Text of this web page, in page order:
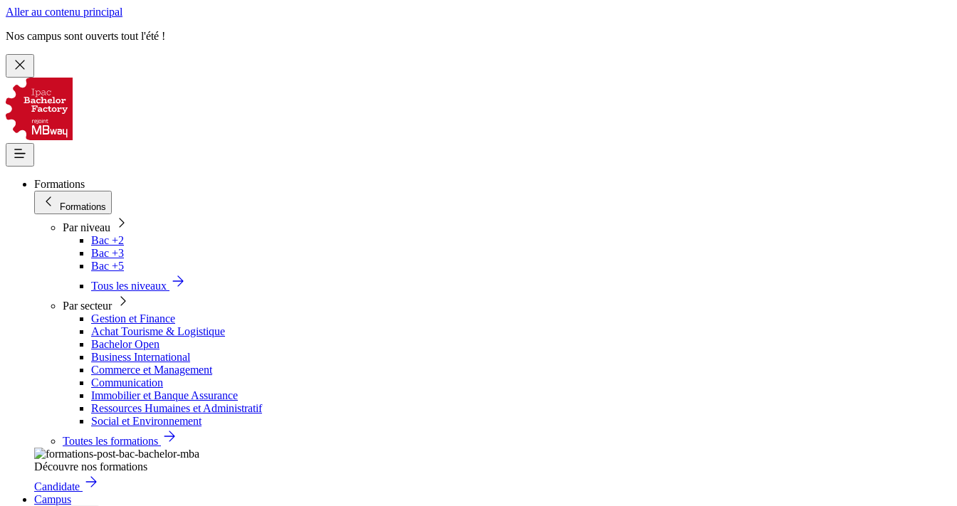
Aller au contenu principal
Nos campus sont ouverts tout l'été !
Formations
Formations
Par niveau
Bac +2
Bac +3
Bac +5
Tous les niveaux
Par secteur
Gestion et Finance
Achat Tourisme & Logistique
Bachelor Open
Business International
Commerce et Management
Communication
Immobilier et Banque Assurance
Ressources Humaines et Administratif
Social et Environnement
Toutes les formations
Découvre nos formations
Candidate
Campus